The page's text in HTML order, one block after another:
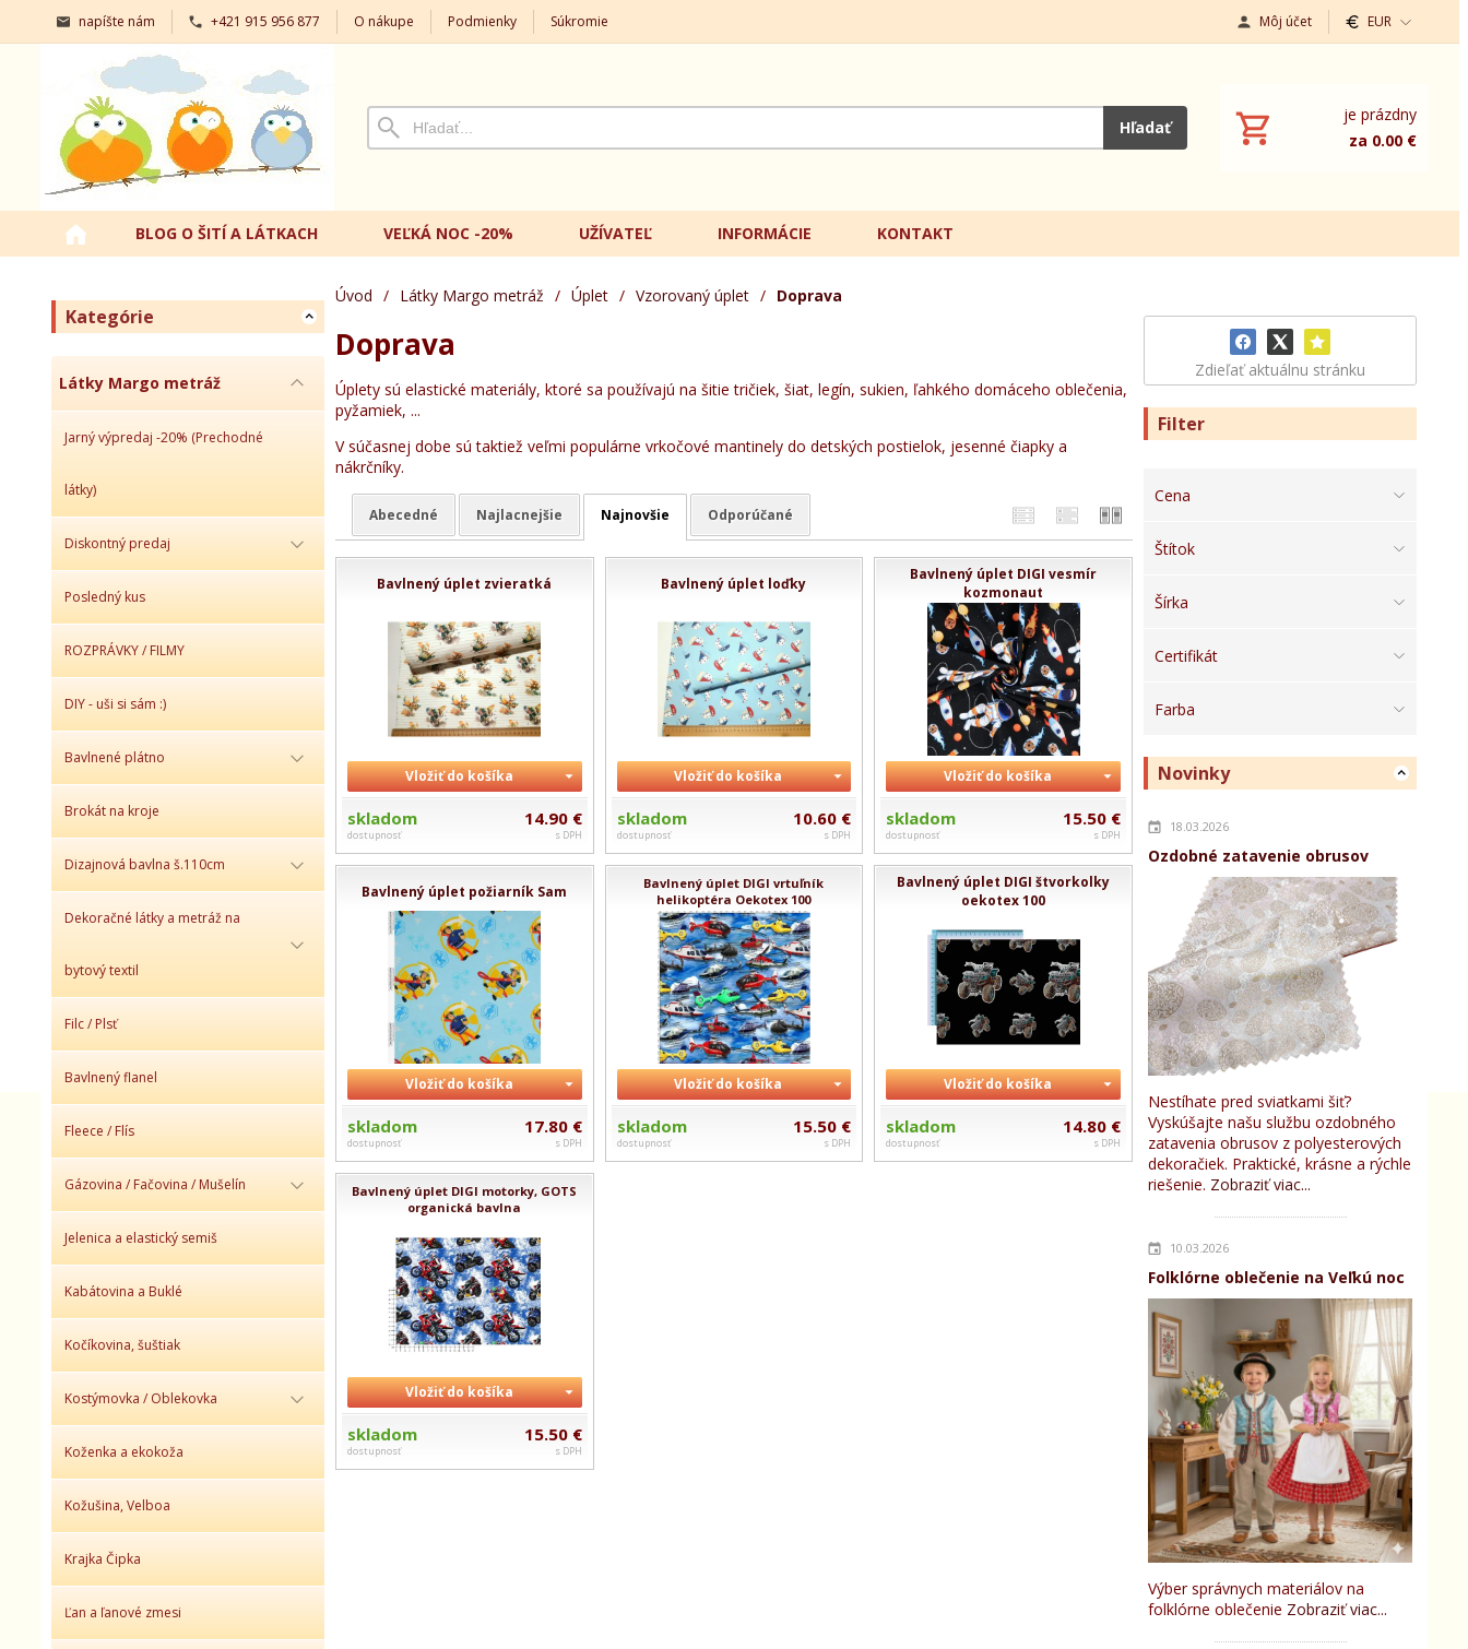
napíšte nám +421 915 956 877 O nákupe Podmienky Súkromie Môj účet EUR
Hľadať
je prázdny
za 0.00 €
BLOG O ŠITÍ A LÁTKACH VEĽKÁ NOC -20% UŽÍVATEĽ INFORMÁCIE KONTAKT
Kategórie
Látky Margo metráž
Jarný výpredaj -20% (Prechodné
látky)
Diskontný predaj
Posledný kus
ROZPRÁVKY / FILMY
DIY - uši si sám :)
Bavlnené plátno
Brokát na kroje
Dizajnová bavlna š.110cm
Dekoračné látky a metráž na
bytový textil
Filc / Plsť
Bavlnený flanel
Fleece / Flís
Gázovina / Fačovina / Mušelín
Jelenica a elastický semiš
Kabátovina a Buklé
Kočíkovina, šuštiak
Kostýmovka / Oblekovka
Koženka a ekokoža
Kožušina, Velboa
Krajka Čipka
Ľan a ľanové zmesi
Zdieľať aktuálnu stránku
Filter
Cena
Štítok
Šírka
Certifikát
Farba
Novinky
18.03.2026
Ozdobné zatavenie obrusov
Nestíhate pred sviatkami šiť?
Vyskúšajte našu službu ozdobného
zatavenia obrusov z polyesterových
dekoračiek. Praktické, krásne a rýchle
riešenie. Zobraziť viac...
10.03.2026
Folklórne oblečenie na Veľkú noc
Výber správnych materiálov na
folklórne oblečenie Zobraziť viac...
Úvod / Látky Margo metráž / Úplet / Vzorovaný úplet / Doprava
Doprava
Úplety sú elastické materiály, ktoré sa používajú na šitie tričiek, šiat, legín, sukien, ľahkého domáceho oblečenia,
pyžamiek, ...
V súčasnej dobe sú taktiež veľmi populárne vrkočové mantinely do detských postielok, jesenné čiapky a
nákrčníky.
Abecedné Najlacnejšie Najnovšie Odporúčané
Bavlnený úplet zvieratká
Vložiť do košíka
skladom
dostupnosť
14.90 €
s DPH
Bavlnený úplet loďky
Vložiť do košíka
skladom
dostupnosť
10.60 €
s DPH
Bavlnený úplet DIGI vesmír
kozmonaut
Vložiť do košíka
skladom
dostupnosť
15.50 €
s DPH
Bavlnený úplet požiarník Sam
Vložiť do košíka
skladom
dostupnosť
17.80 €
s DPH
Bavlnený úplet DIGI vrtuľník
helikoptéra Oekotex 100
Vložiť do košíka
skladom
dostupnosť
15.50 €
s DPH
Bavlnený úplet DIGI štvorkolky
oekotex 100
Vložiť do košíka
skladom
dostupnosť
14.80 €
s DPH
Bavlnený úplet DIGI motorky, GOTS
organická bavlna
Vložiť do košíka
skladom
dostupnosť
15.50 €
s DPH